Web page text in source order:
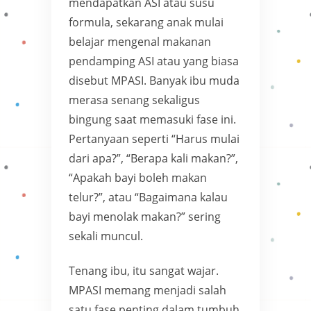
formula, sekarang anak mulai
belajar mengenal makanan
pendamping ASI atau yang biasa
disebut MPASI. Banyak ibu muda
merasa senang sekaligus
bingung saat memasuki fase ini.
Pertanyaan seperti “Harus mulai
dari apa?”, “Berapa kali makan?”,
“Apakah bayi boleh makan
telur?”, atau “Bagaimana kalau
bayi menolak makan?” sering
sekali muncul.
Tenang ibu, itu sangat wajar.
MPASI memang menjadi salah